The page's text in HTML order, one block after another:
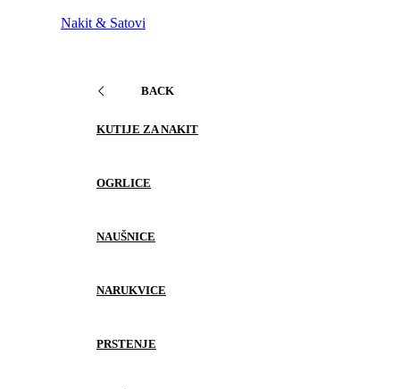
Nakit & Satovi
BACK
KUTIJE ZA NAKIT
OGRLICE
NAUŠNICE
NARUKVICE
PRSTENJE